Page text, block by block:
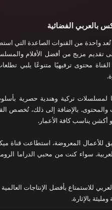
بالعربي الفضائية
تُعد واحدة من القنوات الصاعدة التي
تقديم مزيج من أفضل الأفلام
القناة محتوى ترفيهيًا متنوعًا يلبي
لمسلسلات تركية وهندية حصرية
والمحتوى. بالإضافة إلى ذلك، تُخصص
أكشن يناسب كافة الأعمار.
للأعمال المعروضة، استطاعت قناة
سواء كنت من محبي الدراما
للاستمتاع بأفضل الإنتاجات
بالإثارة.